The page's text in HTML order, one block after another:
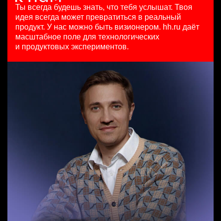
4 авг. 2026
150000 ₽
Санкт-Петербург
HeadHunter::Коммерческий департамент
97000 - 161000 ₽
Ярославль
Менеджер по привлечению клиентов (B2B)
HeadHunter::Телефонные продажи
29 июл. 2026
з/п не указана
Москва
Бренд-менеджер b2c
HeadHunter::Департамент маркетинга
вчера
з/п не указана
Москва
Ты всегда будешь знать, что тебя услышат. Твоя
идея всегда может превратиться в реальный
продукт. У нас можно быть визионером. hh.ru даёт
масштабное поле для технологических
и продуктовых экспериментов.